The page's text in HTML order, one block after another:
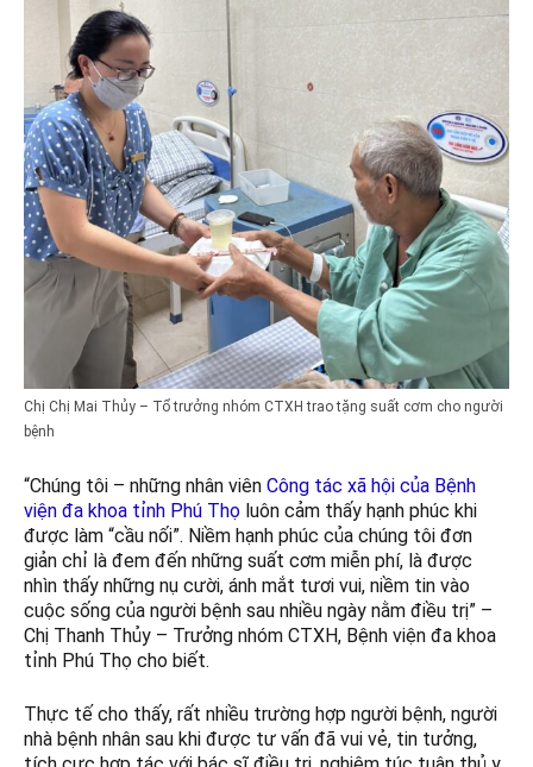
Chị Chị Mai Thủy – Tổ trưởng nhóm CTXH trao tặng suất cơm cho người
bệnh
“Chúng tôi – những nhân viên Công tác xã hội của Bệnh
viện đa khoa tỉnh Phú Thọ luôn cảm thấy hạnh phúc khi
được làm “cầu nối”. Niềm hạnh phúc của chúng tôi đơn
giản chỉ là đem đến những suất cơm miễn phí, là được
nhìn thấy những nụ cười, ánh mắt tươi vui, niềm tin vào
cuộc sống của người bệnh sau nhiều ngày nằm điều trị” –
Chị Thanh Thủy – Trưởng nhóm CTXH, Bệnh viện đa khoa
tỉnh Phú Thọ cho biết.
Thực tế cho thấy, rất nhiều trường hợp người bệnh, người
nhà bệnh nhân sau khi được tư vấn đã vui vẻ, tin tưởng,